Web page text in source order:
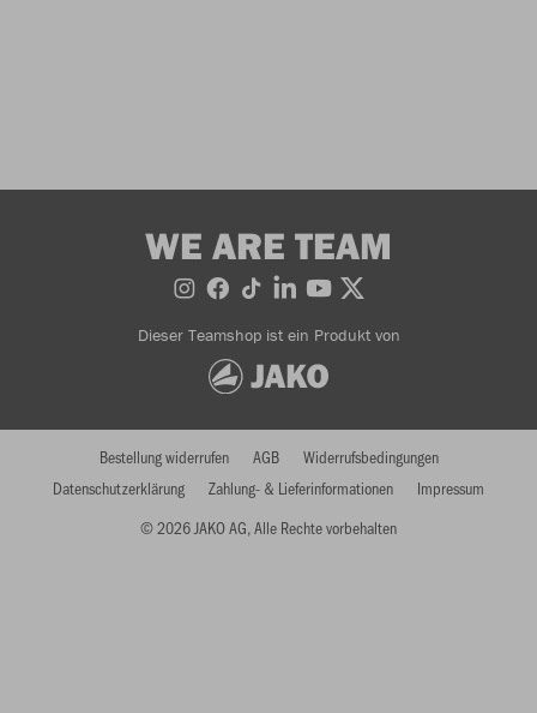
WE ARE TEAM
Dieser Teamshop ist ein Produkt von
© 2026 JAKO AG, Alle Rechte vorbehalten
Bestellung widerrufen AGB
Widerrufsbedingungen
Datenschutzerklärung
Zahlung- & Lieferinformationen Impressum